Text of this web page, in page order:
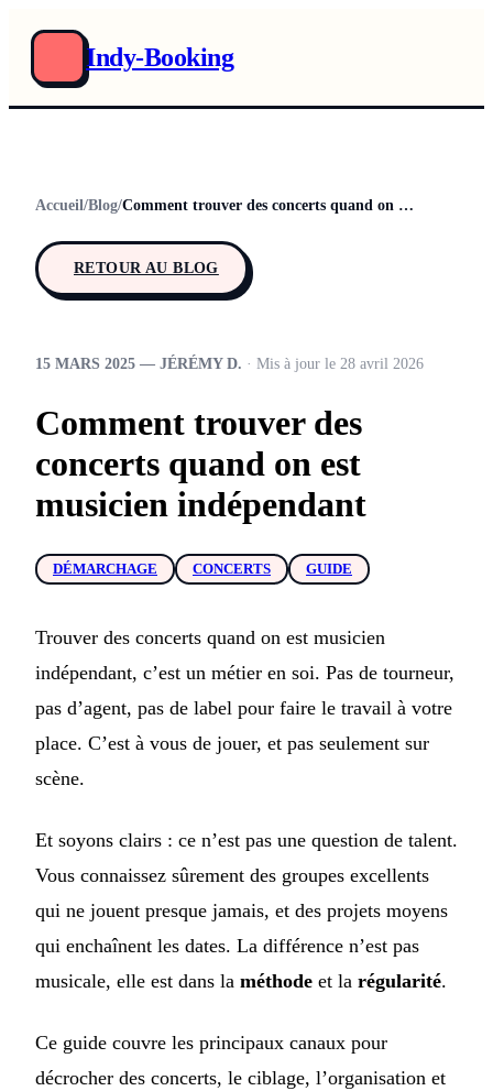
Indy-Booking
Accueil/Blog/ Comment trouver des concerts quand on est musicien indépendant
RETOUR AU BLOG
15 MARS 2025 — JÉRÉMY D. · Mis à jour le 28 avril 2026
Comment trouver des
concerts quand on est
musicien indépendant
DÉMARCHAGE CONCERTS GUIDE
Trouver des concerts quand on est musicien
indépendant, c’est un métier en soi. Pas de tourneur,
pas d’agent, pas de label pour faire le travail à votre
place. C’est à vous de jouer, et pas seulement sur
scène.
Et soyons clairs : ce n’est pas une question de talent.
Vous connaissez sûrement des groupes excellents
qui ne jouent presque jamais, et des projets moyens
qui enchaînent les dates. La différence n’est pas
musicale, elle est dans la méthode et la régularité.
Ce guide couvre les principaux canaux pour
décrocher des concerts, le ciblage, l’organisation et